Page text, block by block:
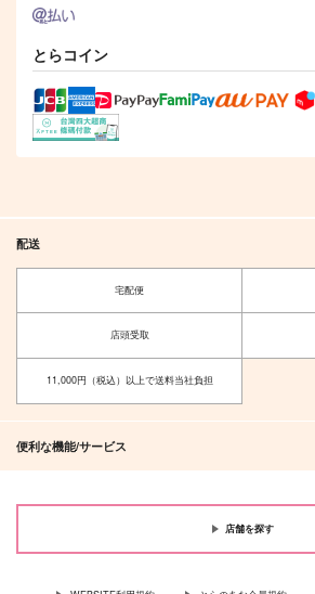
とらコイン
配送
宅配便
店頭受取
11,000円（税込）以上で送料当社負担
便利な機能/サービス
店舗を探す